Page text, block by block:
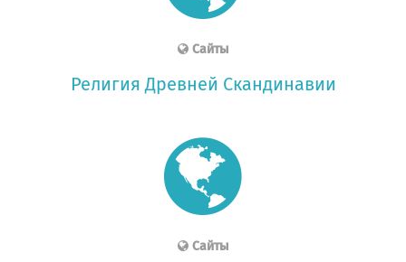
Сайты
Религия Древней Скандинавии
Сайты